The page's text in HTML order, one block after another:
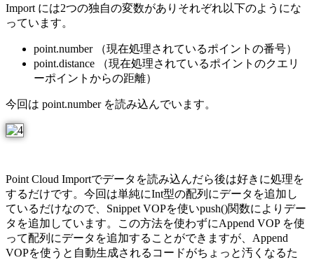
Import には2つの独自の変数がありそれぞれ以下のようにな
っています。
point.number （現在処理されているポイントの番号）
point.distance （現在処理されているポイントのクエリ
ーポイントからの距離）
今回は point.number を読み込んでいます。
Point Cloud Importでデータを読み込んだら後は好きに処理を
するだけです。今回は単純にInt型の配列にデータを追加し
ているだけなので、Snippet VOPを使いpush()関数によりデー
タを追加しています。この方法を使わずにAppend VOP を使
って配列にデータを追加することができますが、Append
VOPを使うと自動生成されるコードがちょっと汚くなるた